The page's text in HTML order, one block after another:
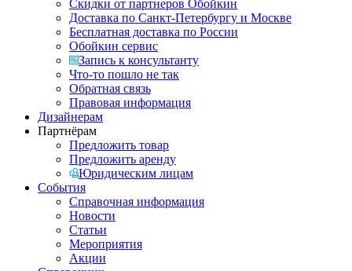
Скидки от партнеров Обойкин
Доставка по Санкт-Петербургу и Москве
Бесплатная доставка по России
Обойкин сервис
Запись к консультанту
Что-то пошло не так
Обратная связь
Правовая информация
Дизайнерам
Партнёрам
Предложить товар
Предложить аренду
Юридическим лицам
События
Справочная информация
Новости
Статьи
Мероприятия
Акции